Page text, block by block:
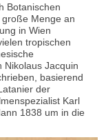
Botanischen
Menge an
in Wien
tropischen
Nikolaus Jacquin
basierend
der
Karl
1838 um in die